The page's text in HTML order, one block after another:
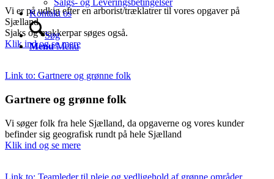
Salgs- og Leveringsbetingelser
Kontakt os
Søg
Menu Menu
Vi er på udkig efter en arborist/træklatrer til vores opgaver på
Sjælland.
Sjaks og makkerpar søges også.
Klik ind og se mere
Link to: Gartnere og grønne folk
Gartnere og grønne folk
Vi søger folk fra hele Sjælland, da opgaverne og vores kunder
befinder sig geografisk rundt på hele Sjælland
Klik ind og se mere
Link to: Teamleder til pleje og vedligehold af grønne områder